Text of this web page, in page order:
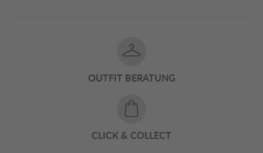
OUTFIT BERATUNG
CLICK & COLLECT